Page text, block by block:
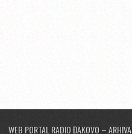
WEB PORTAL RADIO ĐAKOVO – ARHIVA